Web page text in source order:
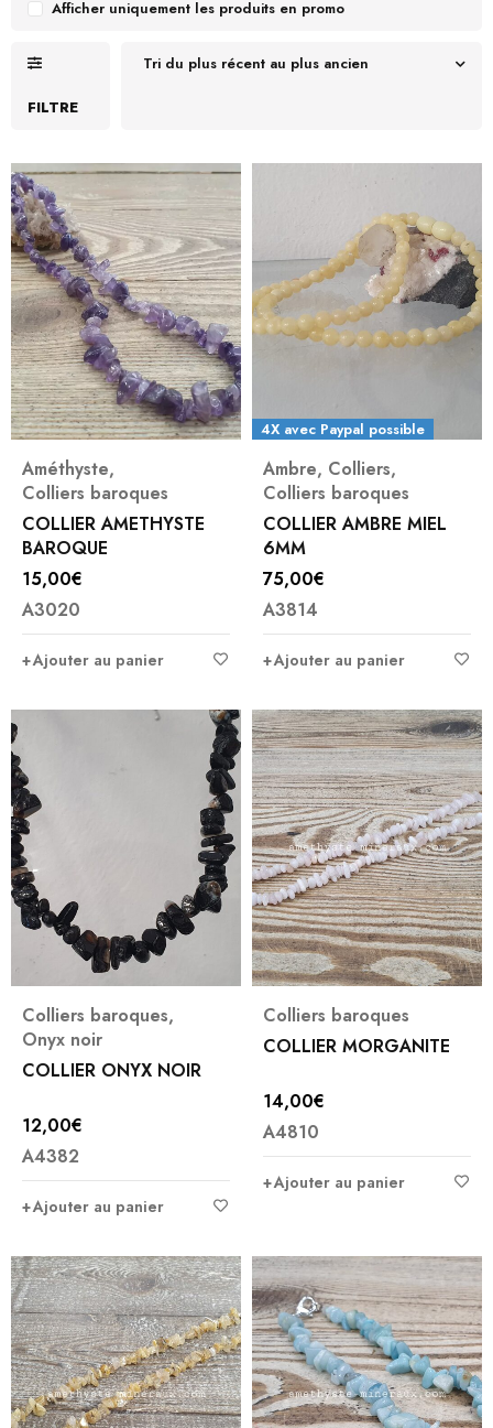
FILTRE
Tri du plus récent au plus ancien
Afficher uniquement les produits en promo
Améthyste,
Colliers baroques
COLLIER AMETHYSTE
BAROQUE
15,00€
A3020
Ajouter au panier
4X avec Paypal possible
Ambre, Colliers,
Colliers baroques
COLLIER AMBRE MIEL
6MM
75,00€
A3814
Ajouter au panier
Colliers baroques,
Onyx noir
COLLIER ONYX NOIR
12,00€
A4382
Ajouter au panier
Colliers baroques
COLLIER MORGANITE
14,00€
A4810
Ajouter au panier